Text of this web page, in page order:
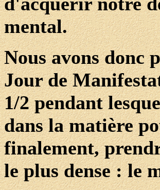
mental.
Nous avons donc
Jour de
1/2 pendant
dans la matière
finalement,
le plus dense : le